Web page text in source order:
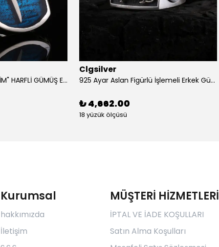
925 AYAR ARAPÇA "MİM" HARFLİ GÜMÜŞ ERKEK YÜZÜK
Clgsilver
925 Ayar Aslan Figürlü İşlemeli Erkek Gümüş Yüzük
₺ 4,662.00
18 yüzük ölçüsü
Kurumsal
hakkımızda
İletişim
MÜŞTERİ HİZMETLERİ
İPTAL VE İADE KOŞULLARI
Satın Alma Koşulları